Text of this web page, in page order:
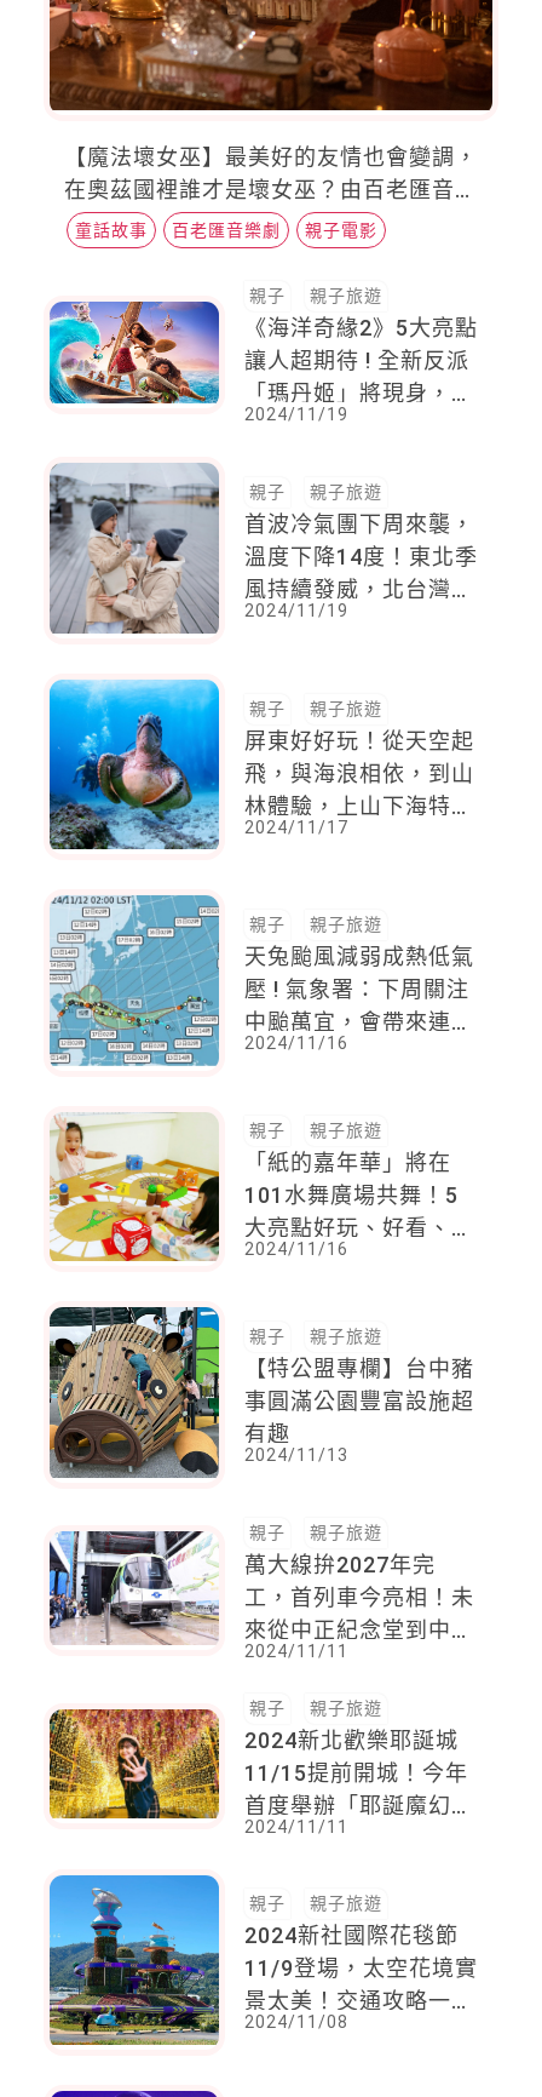
【魔法壞女巫】最美好的友情也會變調，
在奧茲國裡誰才是壞女巫？由百老匯音樂
劇改編，又唱又跳讓你感受魔法世界，發
掘你內心強大的魔法力量
童話故事 百老匯音樂劇 親子電影
親子 親子旅遊
《海洋奇緣2》5大亮點
讓人超期待 ! 全新反派
「瑪丹姬」將現身，真
人版「毛伊」由呼聲最
2024/11/19
親子 親子旅遊
首波冷氣團下周來襲，
溫度下降14度！東北季
風持續發威，北台灣未
來一周又濕又冷
2024/11/19
親子 親子旅遊
屏東好好玩！從天空起
飛，與海浪相依，到山
林體驗，上山下海特色
旅遊，吃喝玩樂全家大
2024/11/17
親子 親子旅遊
天兔颱風減弱成熱低氣
壓 ! 氣象署：下周關注
中颱萬宜，會帶來連續
大雨
2024/11/16
親子 親子旅遊
「紙的嘉年華」將在
101水舞廣場共舞！5
大亮點好玩、好看、又
好學的玩紙創意饗宴
2024/11/16
親子 親子旅遊
【特公盟專欄】台中豬
事圓滿公園豐富設施超
有趣
2024/11/13
親子 親子旅遊
萬大線拚2027年完
工，首列車今亮相！未
來從中正紀念堂到中和
只要14分鐘
2024/11/11
親子 親子旅遊
2024新北歡樂耶誕城
11/15提前開城！今年
首度舉辦「耶誕魔幻變
裝遊行」，連續48天耶
2024/11/11
親子 親子旅遊
2024新社國際花毯節
11/9登場，太空花境實
景太美！交通攻略一次
看
2024/11/08